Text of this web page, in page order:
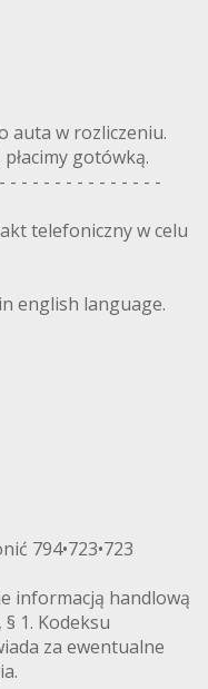
auta w rozliczeniu.
gotówką.
- - - - - - - - - - - - - -
telefoniczny w celu
english language.
794•723•723
informacją handlową
1. Kodeksu
za ewentualne